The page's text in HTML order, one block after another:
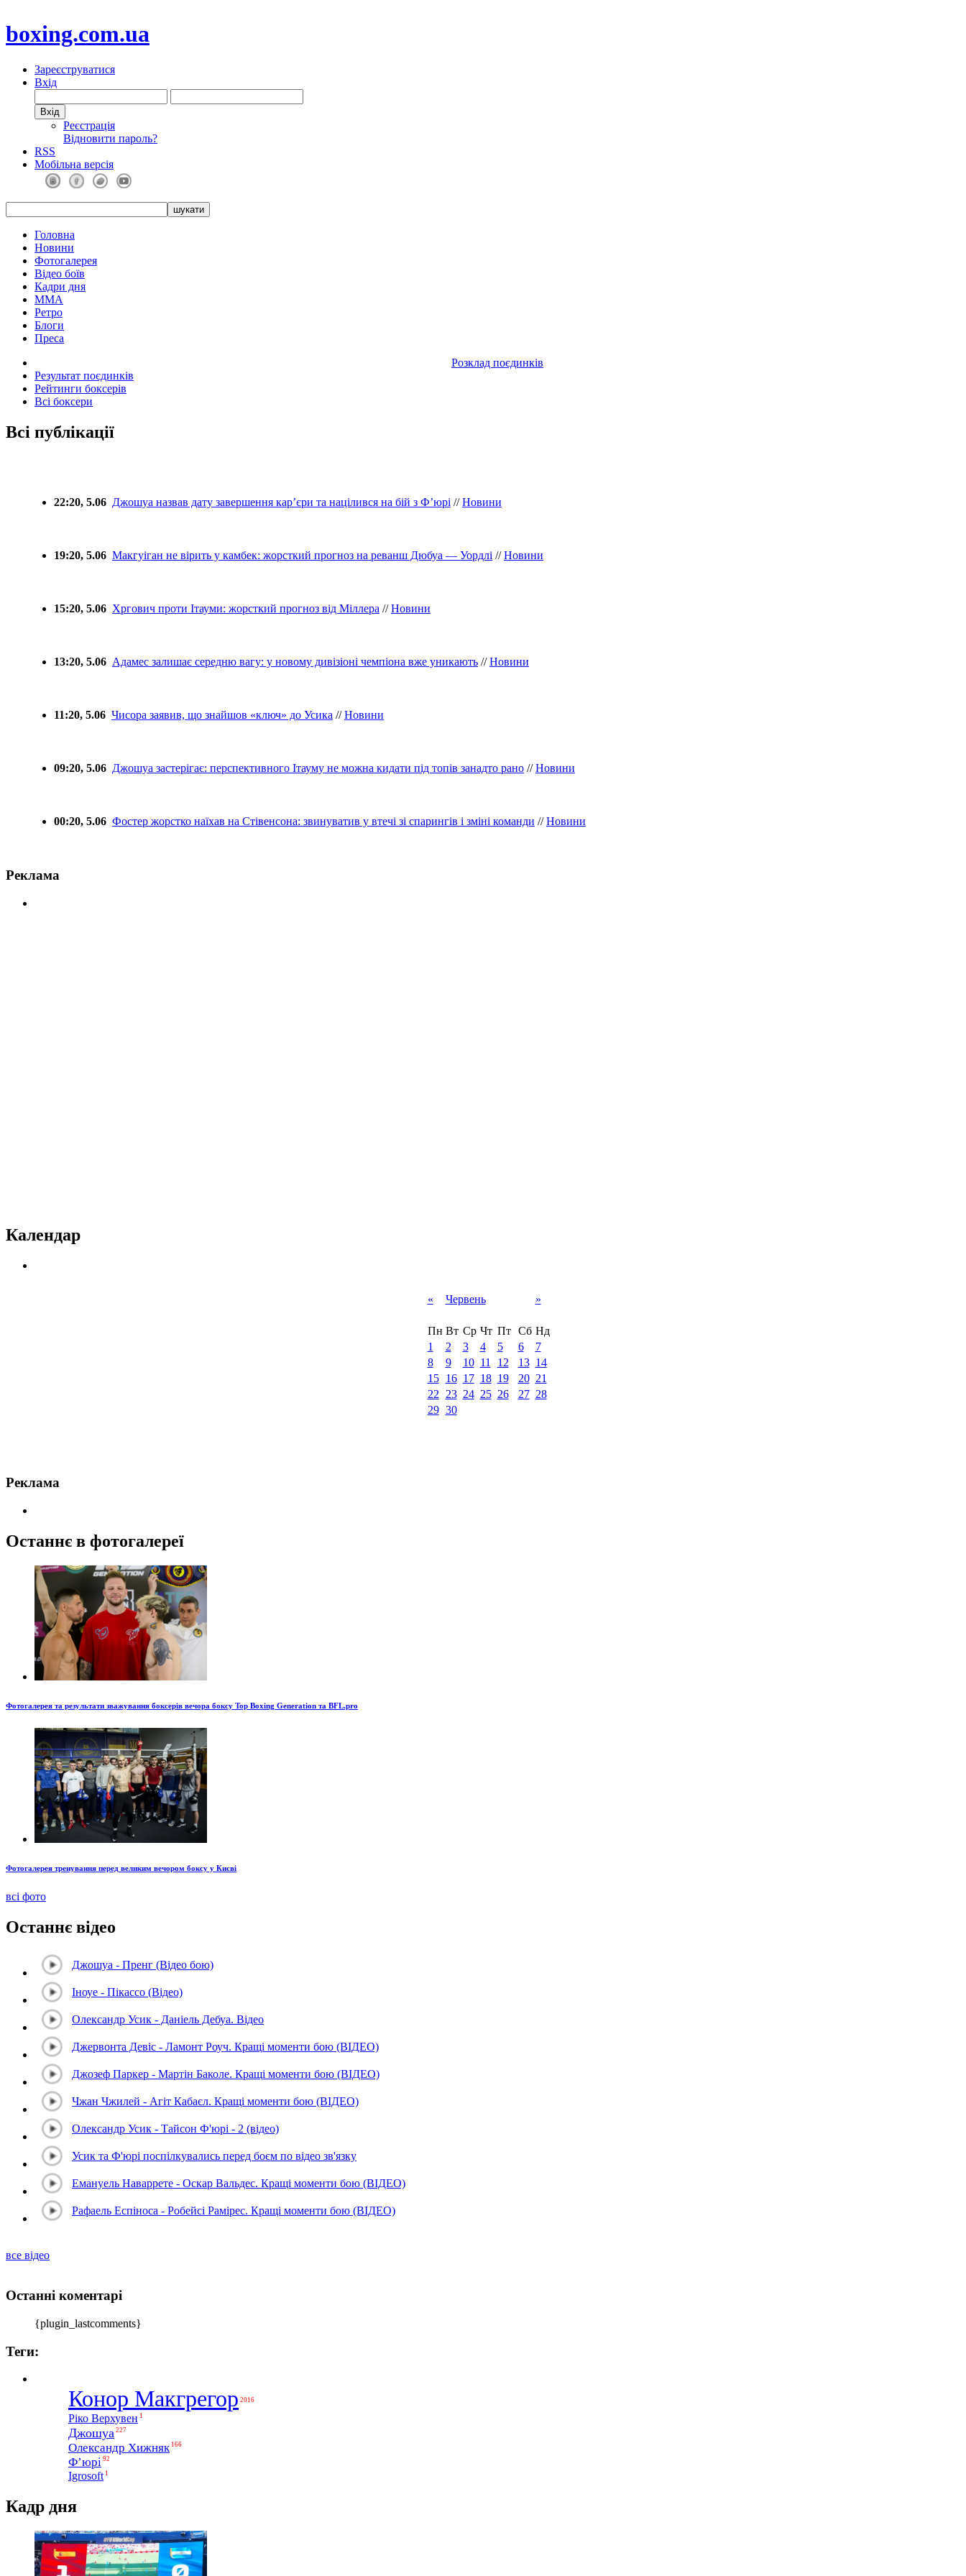
boxing.com.ua
Зареєструватися
Вхід
Реєстрація
Відновити пароль?
RSS
Мобільна версія
Головна
Новини
Фотогалерея
Відео боїв
Кадри дня
ММА
Ретро
Блоги
Преса
Розклад поєдинків
Результат поєдинків
Рейтинги боксерів
Всі боксери
Всі публікації
22:20, 5.06 Джошуа назвав дату завершення кар’єри та націлився на бій з Ф’юрі //Новини
19:20, 5.06 Макгуіган не вірить у камбек: жорсткий прогноз на реванш Дюбуа — Уордлі //Новини
15:20, 5.06 Хргович проти Ітауми: жорсткий прогноз від Міллера //Новини
13:20, 5.06 Адамес залишає середню вагу: у новому дивізіоні чемпіона вже уникають //Новини
11:20, 5.06 Чисора заявив, що знайшов «ключ» до Усика //Новини
09:20, 5.06 Джошуа застерігає: перспективного Ітауму не можна кидати під топів занадто рано //Новини
00:20, 5.06 Фостер жорстко наїхав на Стівенсона: звинуватив у втечі зі спарингів і зміні команди //Новини
Реклама
Календар
« Червень »
Пн Вт Ср Чт Пт Сб Нд
1
2 3 4 5 6
7
8
9 10 11 12 13 14
15
16 17 18 19 20 21
22
23 24 25 26 27 28
29 30
Реклама
Останнє в фотогалереї
Фотогалерея та результати зважування боксерів вечора боксу Top Boxing Generation та BFL.pro
Фотогалерея тренування перед великим вечором боксу у Києві
всі фото
Останнє відео
Джошуа - Пренг (Відео бою)
Іноуе - Пікассо (Відео)
Олександр Усик - Даніель Дебуа. Відео
Джервонта Девіс - Ламонт Роуч. Кращі моменти бою (ВІДЕО)
Джозеф Паркер - Мартін Баколе. Кращі моменти бою (ВІДЕО)
Чжан Чжилей - Агіт Кабаєл. Кращі моменти бою (ВІДЕО)
Олександр Усик - Тайсон Ф'юрі - 2 (відео)
Усик та Ф'юрі поспілкувались перед боєм по відео зв'язку
Емануель Наваррете - Оскар Вальдес. Кращі моменти бою (ВІДЕО)
Рафаель Еспіноса - Робейсі Рамірес. Кращі моменти бою (ВІДЕО)
все відео
Останні коментарі
{plugin_lastcomments}
Теги:
Конор Макгрегор 2016
Ріко Верхувен 1
Джошуа 227
Олександр Хижняк 166
Ф’юрі 92
Igrosoft 1
Кадр дня